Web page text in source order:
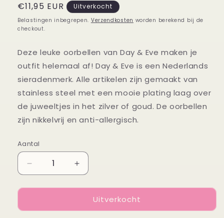
Normale
prijs
€11,95 EUR Uitverkocht
Belastingen inbegrepen. Verzendkosten worden berekend bij de
checkout.
Deze leuke oorbellen van Day & Eve maken je
outfit helemaal af! Day & Eve is een Nederlands
sieradenmerk. Alle artikelen zijn gemaakt van
stainless steel met een mooie plating laag over
de juweeltjes in het zilver of goud. De oorbellen
zijn nikkelvrij en anti-allergisch.
Aantal
Aantal
Aantal
verlagen
voor
Tiny
Aantal
verhogen
voor
Oorbellen
Tiny
Uitverkocht